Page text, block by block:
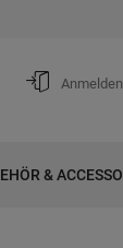
Anmelden
&